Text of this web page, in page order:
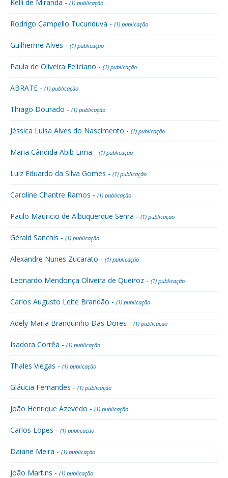
Kelli de Miranda - (1) publicação
Rodrigo Campello Tucunduva - (1) publicação
Guilherme Alves - (1) publicação
Paula de Oliveira Feliciano - (1) publicação
ABRATE - (1) publicação
Thiago Dourado - (1) publicação
Jéssica Luisa Alves do Nascimento - (1) publicação
Maria Cândida Abib Lima - (1) publicação
Luiz Eduardo da Silva Gomes - (1) publicação
Caroline Chantre Ramos - (1) publicação
Paulo Mauricio de Albuquerque Senra - (1) publicação
Gérald Sanchis - (1) publicação
Alexandre Nunes Zucarato - (1) publicação
Leonardo Mendonça Oliveira de Queiroz - (1) publicação
Carlos Augusto Leite Brandão - (1) publicação
Adely Maria Branquinho Das Dores - (1) publicação
Isadora Corrêa - (1) publicação
Thales Viegas - (1) publicação
Gláucia Fernandes - (1) publicação
João Henrique Azevedo - (1) publicação
Carlos Lopes - (1) publicação
Daiane Meira - (1) publicação
João Martins - (1) publicação